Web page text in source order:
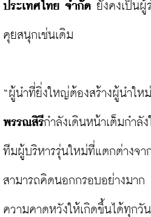
ประเทศไทย จำกัด ยังคงเป็น
คุยสนุกเช่นเดิม
“ผู้นำที่ยิ่งใหญ่ต้องสร้างผู้นำให
พรรณสิรีกำลังเดินหน้าเต็มกำลั
ทีมผู้บริหารรุ่นใหม่ที่แตกต่างจ
สามารถคิดนอกกรอบอย่างมาก
ความคาดหวังให้เกิดขึ้นได้ทุกวัน